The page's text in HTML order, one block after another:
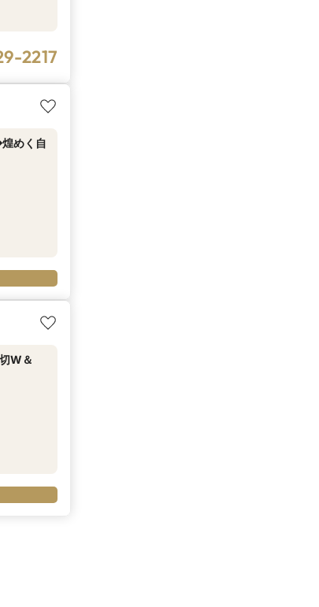
2217
めく自
W＆